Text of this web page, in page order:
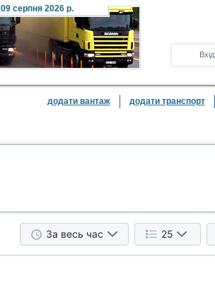
09 серпня 2026 р.
Вхід
додати вантаж додати транспорт
За весь час 25